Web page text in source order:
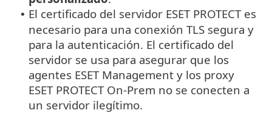
• El certificado del servidor ESET PROTECT es
necesario para una conexión TLS segura y
para la autenticación. El certificado del
servidor se usa para asegurar que los
agentes ESET Management y los proxy
ESET PROTECT On-Prem no se conecten a
un servidor ilegítimo.